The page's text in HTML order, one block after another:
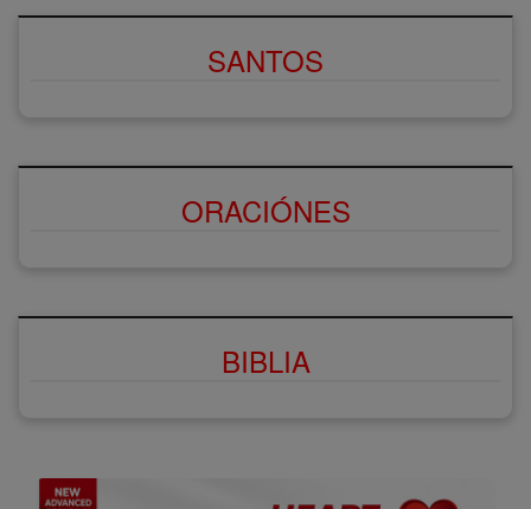
SANTOS
ORACIÓNES
BIBLIA